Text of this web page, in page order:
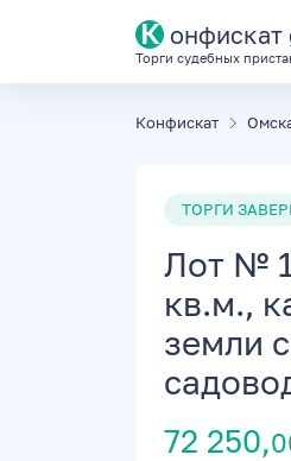
К онфискат
Торги судебных
Конфискат
ТОРГИ
Лот №
кв.м.,
земли
72 250,